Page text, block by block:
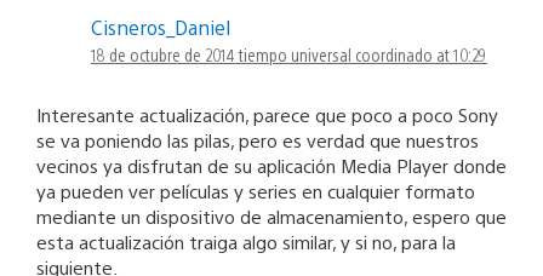
Cisneros_Daniel
18 de octubre de 2014 tiempo universal coordinado at 10:29
Interesante actualización, parece que poco a poco Sony
se va poniendo las pilas, pero es verdad que nuestros
vecinos ya disfrutan de su aplicación Media Player donde
ya pueden ver películas y series en cualquier formato
mediante un dispositivo de almacenamiento, espero que
esta actualización traiga algo similar, y si no, para la
siguiente.